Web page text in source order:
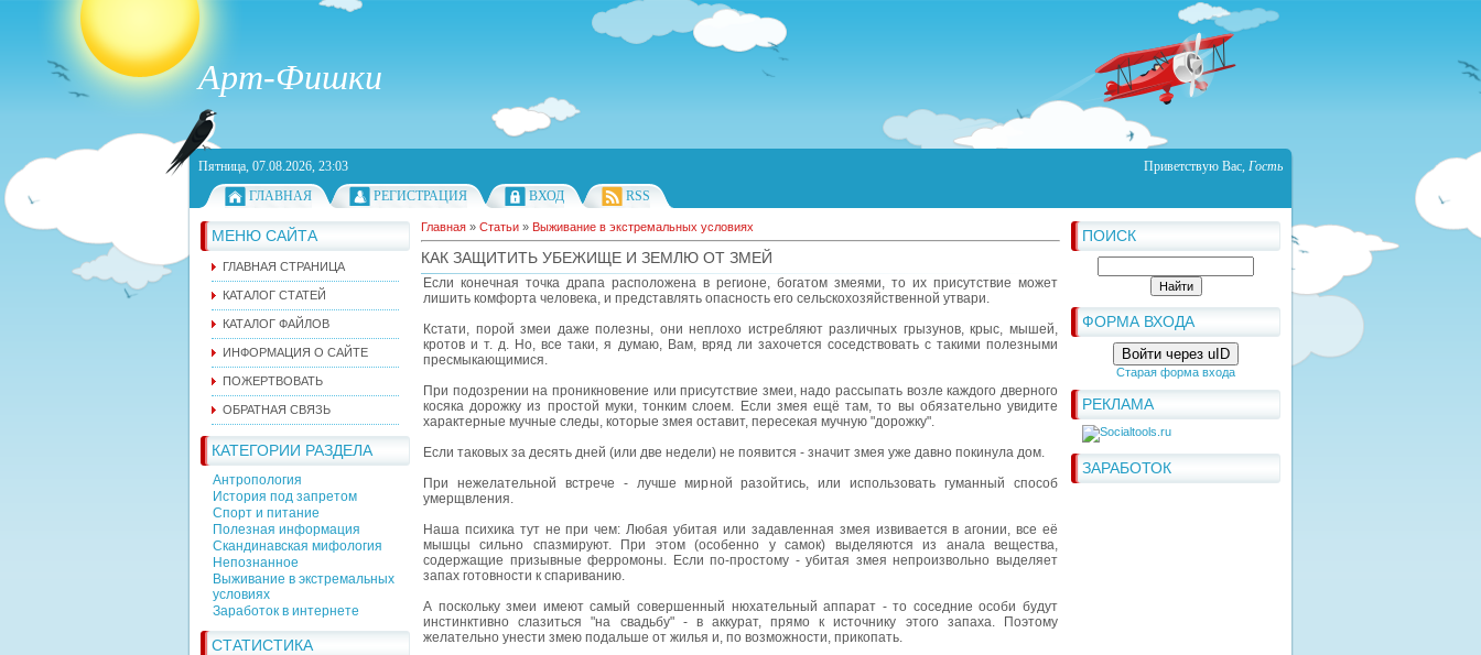
Арт-Фишки
Пятница, 07.08.2026, 23:03 Приветствую Вас, Гость
ГЛАВНАЯ
РЕГИСТРАЦИЯ ВХОД RSS
МЕНЮ САЙТА
ГЛАВНАЯ СТРАНИЦА
КАТАЛОГ СТАТЕЙ
КАТАЛОГ ФАЙЛОВ
ИНФОРМАЦИЯ О САЙТЕ
ПОЖЕРТВОВАТЬ
ОБРАТНАЯ СВЯЗЬ
КАТЕГОРИИ РАЗДЕЛА
Антропология
История под запретом
Спорт и питание
Полезная информация
Скандинавская мифология
Непознанное
Выживание в экстремальных
условиях
Заработок в интернете
СТАТИСТИКА
ПОИСК
ФОРМА ВХОДА
Войти через uID
Старая форма входа
РЕКЛАМА
ЗАРАБОТОК
Главная » Статьи » Выживание в экстремальных условиях
КАК ЗАЩИТИТЬ УБЕЖИЩЕ И ЗЕМЛЮ ОТ ЗМЕЙ
Если конечная точка драпа расположена в регионе, богатом змеями, то их присутствие может
лишить комфорта человека, и представлять опасность его сельскохозяйственной утвари.
Кстати, порой змеи даже полезны, они неплохо истребляют различных грызунов, крыс, мышей,
кротов и т. д. Но, все таки, я думаю, Вам, вряд ли захочется соседствовать с такими полезными
пресмыкающимися.
При подозрении на проникновение или присутствие змеи, надо рассыпать возле каждого дверного
косяка дорожку из простой муки, тонким слоем. Если змея ещё там, то вы обязательно увидите
характерные мучные следы, которые змея оставит, пересекая мучную "дорожку".
Если таковых за десять дней (или две недели) не появится - значит змея уже давно покинула дом.
При нежелательной встрече - лучше мирной разойтись, или использовать гуманный способ
умерщвления.
Наша психика тут не при чем: Любая убитая или задавленная змея извивается в агонии, все её
мышцы сильно спазмируют. При этом (особенно у самок) выделяются из анала вещества,
содержащие призывные ферромоны. Если по-простому - убитая змея непроизвольно выделяет
запах готовности к спариванию.
А поскольку змеи имеют самый совершенный нюхательный аппарат - то соседние особи будут
инстинктивно слазиться "на свадьбу" - в аккурат, прямо к источнику этого запаха. Поэтому
желательно унести змею подальше от жилья и, по возможности, прикопать.